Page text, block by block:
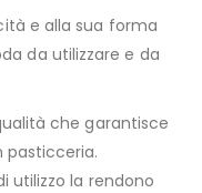
e alla sua forma
da utilizzare e da
che garantisce
pasticceria.
utilizzo la rendono